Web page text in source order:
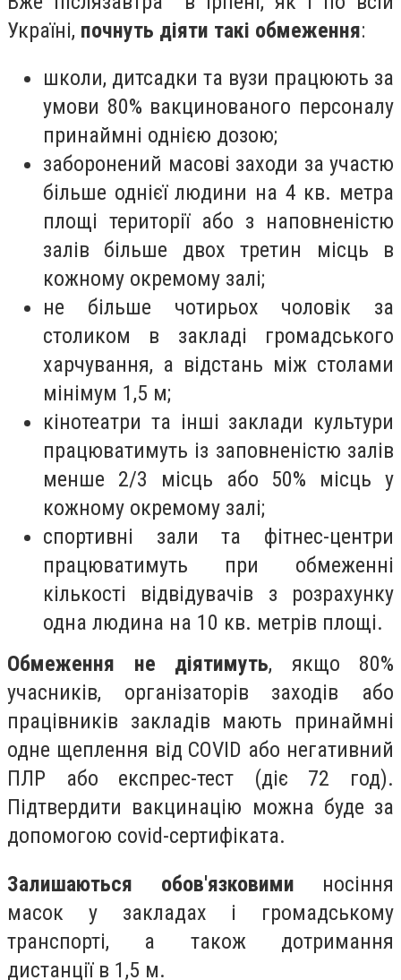
Україні, почнуть діяти такі обмеження:
школи, дитсадки та вузи працюють за
умови 80% вакцинованого персоналу
принаймні однією дозою;
заборонений масові заходи за участю
більше однієї людини на 4 кв. метра
площі території або з наповненістю
залів більше двох третин місць в
кожному окремому залі;
не більше чотирьох чоловік за
столиком в закладі громадського
харчування, а відстань між столами
мінімум 1,5 м;
кінотеатри та інші заклади культури
працюватимуть із заповненістю залів
менше 2/3 місць або 50% місць у
кожному окремому залі;
спортивні зали та фітнес-центри
працюватимуть при обмеженні
кількості відвідувачів з розрахунку
одна людина на 10 кв. метрів площі.
Обмеження не діятимуть, якщо 80%
учасників, організаторів заходів або
працівників закладів мають принаймні
одне щеплення від COVID або негативний
ПЛР або експрес-тест (діє 72 год).
Підтвердити вакцинацію можна буде за
допомогою covid-сертифіката.
Залишаються обов'язковими носіння
масок у закладах і громадському
транспорті, а також дотримання
дистанції в 1,5 м.